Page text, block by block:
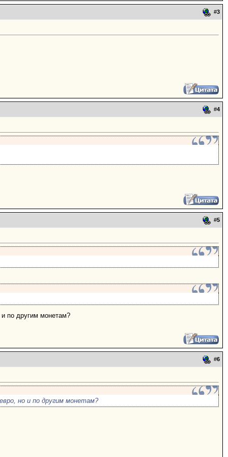
#3
#4
#5
по другим монетам?
#6
но и по другим монетам?